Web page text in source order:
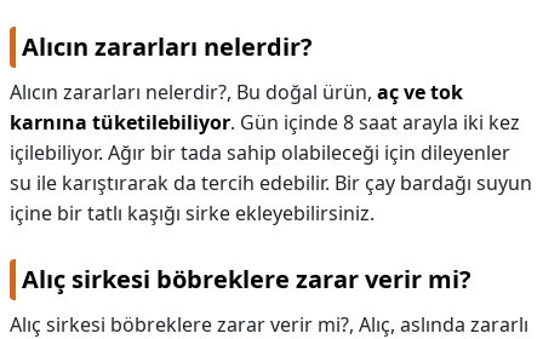
Alıcın zararları nelerdir?
Alıcın zararları nelerdir?, Bu doğal ürün, aç ve tok
karnına tüketilebiliyor. Gün içinde 8 saat arayla iki kez
içilebiliyor. Ağır bir tada sahip olabileceği için dileyenler
su ile karıştırarak da tercih edebilir. Bir çay bardağı suyun
içine bir tatlı kaşığı sirke ekleyebilirsiniz.
Alıç sirkesi böbreklere zarar verir mi?
Alıç sirkesi böbreklere zarar verir mi?, Alıç, aslında zararlı